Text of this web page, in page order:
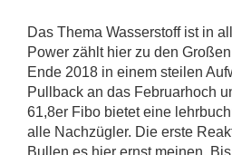
Das Thema Wasserstoff ist in
Power zählt hier zu den
Ende 2018 in einem steilen
Pullback an das Februarhoch
61,8er Fibo bietet eine
alle Nachzügler. Die erste